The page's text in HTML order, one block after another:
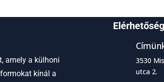
amely a külhoni
kínál a
3530
utca 2.